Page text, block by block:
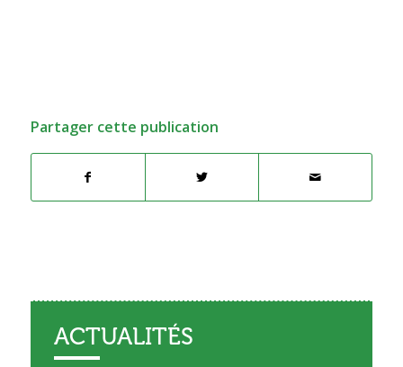
Partager cette publication
ACTUALITÉS